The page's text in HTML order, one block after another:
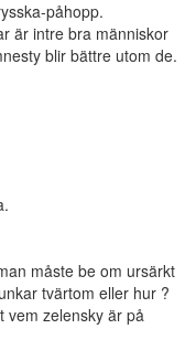
påhopp.
är intre bra människor
blir bättre utom de.
måste be om ursärkt
tvärtom eller hur ?
vem zelensky är på